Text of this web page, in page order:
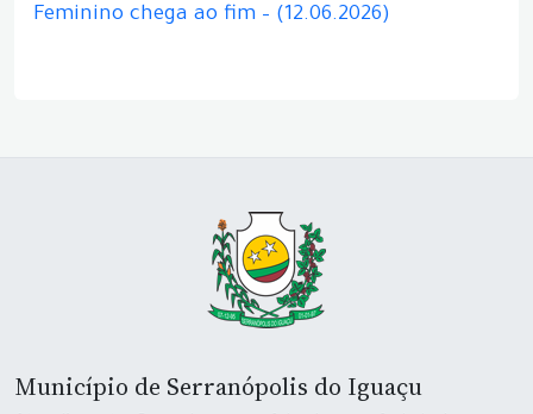
Feminino chega ao fim – (12.06.2026)
Município de Serranópolis do Iguaçu